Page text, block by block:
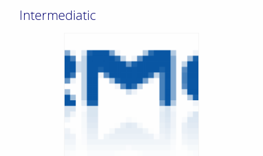
Intermediatic